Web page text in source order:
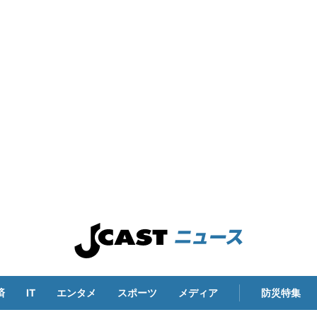
IT エンタメ スポーツ メディア 防災特集